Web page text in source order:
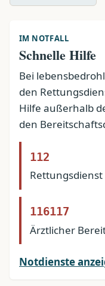
IM NOTFALL
Schnelle Hilfe
Bei
den
Hilfe außerhalb
den
112
Rettungsdienst
116117
Ärztlicher
Notdienste